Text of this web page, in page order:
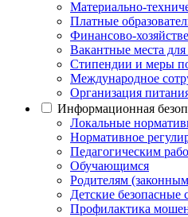
Материально-
Платные
Финансово-
Вакантные места
Стипендии и меры
Международное
Организация
Информационная
Локальные
Нормативное
Педагогическим
Обучающимся
Родителям
Детские безопасные
Профилактика